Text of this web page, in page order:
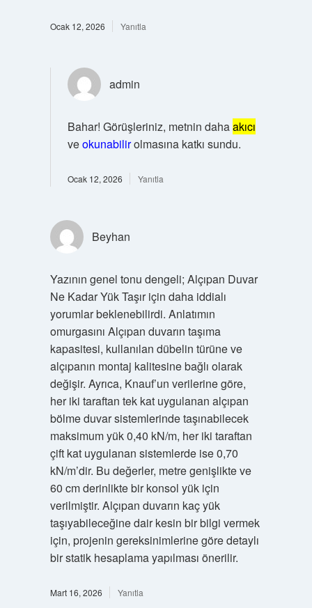
Ocak 12, 2026 Yanıtla
admin
Bahar! Görüşleriniz, metnin dahaakıcı
veokunabilirolmasına katkı sundu.
Ocak 12, 2026 Yanıtla
Beyhan
Yazının genel tonu dengeli; Alçıpan Duvar
Ne Kadar Yük Taşır için daha iddialı
yorumlar beklenebilirdi. Anlatımın
omurgasını Alçıpan duvarın taşıma
kapasitesi, kullanılan dübelin türüne ve
alçıpanın montaj kalitesine bağlı olarak
değişir. Ayrıca, Knauf’un verilerine göre,
her iki taraftan tek kat uygulanan alçıpan
bölme duvar sistemlerinde taşınabilecek
maksimum yük 0,40 kN/m, her iki taraftan
çift kat uygulanan sistemlerde ise 0,70
kN/m’dir. Bu değerler, metre genişlikte ve
60 cm derinlikte bir konsol yük için
verilmiştir. Alçıpan duvarın kaç yük
taşıyabileceğine dair kesin bir bilgi vermek
için, projenin gereksinimlerine göre detaylı
bir statik hesaplama yapılması önerilir.
Mart 16, 2026 Yanıtla